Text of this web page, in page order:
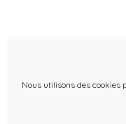
Nous utilisons des cookies